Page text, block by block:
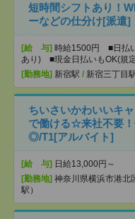
短時間シフトあり！
ーなどの仕分け[派遣]
[給 与] 時給1500円 ■日払
あり) ■現金日払いもOK(規
[勤務地] 新宿駅 / 新宿三丁目
ちいさいかわいいキ
で働ける☆来社不要
◎/T1[アルバイト]
[給 与] 日給13,000円～
[勤務地] 神奈川県横浜市港北
駅）